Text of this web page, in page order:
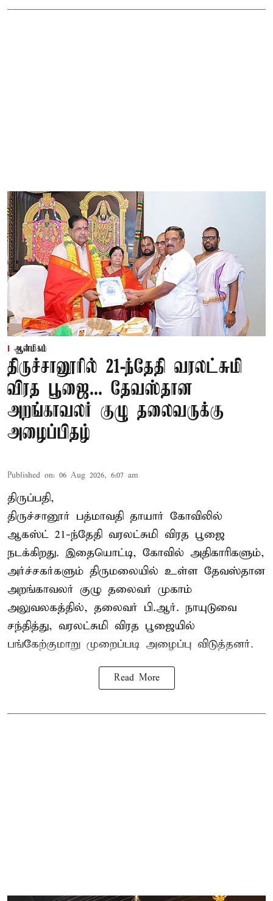
ஆன்மிகம்
திருச்சானூரில் 21-ந்தேதி வரலட்சுமி
விரத பூஜை... தேவஸ்தான
அறங்காவலர் குழு தலைவருக்கு
அழைப்பிதழ்
Published on: 06 Aug 2026, 6:07 am
திருப்பதி,
திருச்சானூர் பத்மாவதி தாயார் கோவிலில்
ஆகஸ்ட் 21-ந்தேதி வரலட்சுமி விரத பூஜை
நடக்கிறது. இதையொட்டி, கோவில் அதிகாரிகளும்,
அர்ச்சகர்களும் திருமலையில் உள்ள தேவஸ்தான
அறங்காவலர் குழு தலைவர் முகாம்
அலுவலகத்தில், தலைவர் பி.ஆர். நாயுடுவை
சந்தித்து, வரலட்சுமி விரத பூஜையில்
பங்கேற்குமாறு முறைப்படி அழைப்பு விடுத்தனர்.
Read More